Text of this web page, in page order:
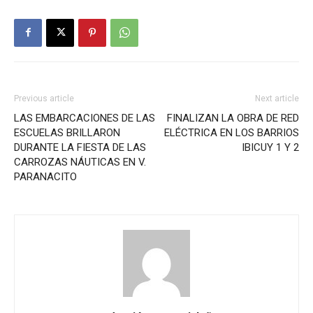
Previous article
LAS EMBARCACIONES DE LAS
ESCUELAS BRILLARON
DURANTE LA FIESTA DE LAS
CARROZAS NÁUTICAS EN V.
PARANACITO
Next article
FINALIZAN LA OBRA DE RED
ELÉCTRICA EN LOS BARRIOS
IBICUY 1 Y 2